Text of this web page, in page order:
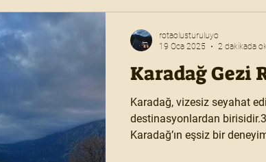
Karadağ Gezi
Karadağ, vizesiz seyahat
destinasyonlardan
Karadağ’ın eşsiz bir
rotaolusturuluyo
19 Oca 2025
2 dakikada